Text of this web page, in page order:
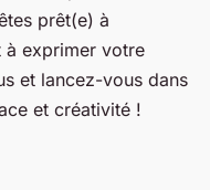
prêt(e) à
à exprimer votre
et lancez-vous dans
et créativité !